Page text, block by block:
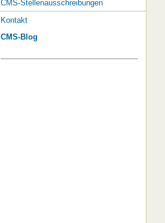
CMS-Stellenausschreibungen
Kontakt
CMS-Blog